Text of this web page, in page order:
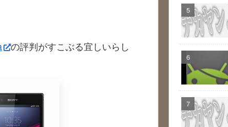
の評判がすこぶる宜しいらし